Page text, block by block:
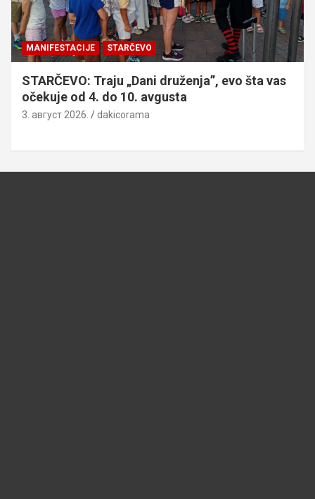
MANIFESTACIJE STARČEVO
STARČEVO: Traju „Dani druženja”, evo šta vas
očekuje od 4. do 10. avgusta
3. август 2026. dakicorama